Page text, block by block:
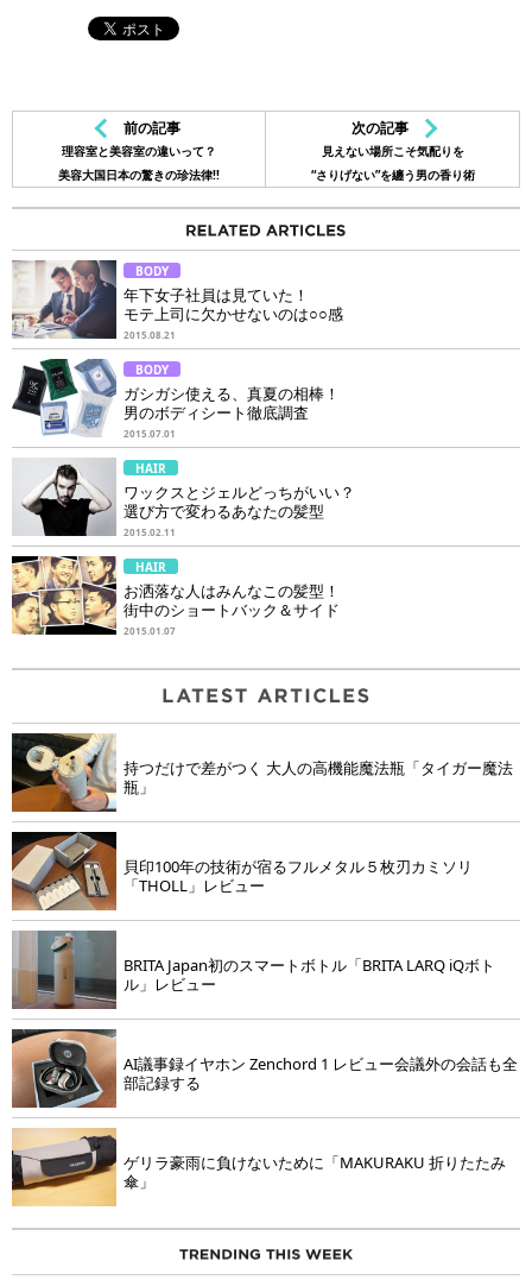
前の記事
理容室と美容室の違いって？
美容大国日本の驚きの珍法律!!
次の記事
見えない場所こそ気配りを
“さりげない”を纏う男の香り術
BODY
年下女子社員は見ていた！
モテ上司に欠かせないのは○○感
2015.08.21
BODY
ガシガシ使える、真夏の相棒！
男のボディシート徹底調査
2015.07.01
HAIR
ワックスとジェルどっちがいい？
選び方で変わるあなたの髪型
2015.02.11
HAIR
お洒落な人はみんなこの髪型！
街中のショートバック＆サイド
2015.01.07
持つだけで差がつく 大人の高機能魔法瓶「タイガー魔法
瓶」
貝印100年の技術が宿るフルメタル５枚刃カミソリ
「THOLL」レビュー
BRITA Japan初のスマートボトル「BRITA LARQ iQボト
ル」レビュー
AI議事録イヤホン Zenchord 1 レビュー会議外の会話も全
部記録する
ゲリラ豪雨に負けないために「MAKURAKU 折りたたみ
傘」